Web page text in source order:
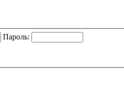
Пароль: